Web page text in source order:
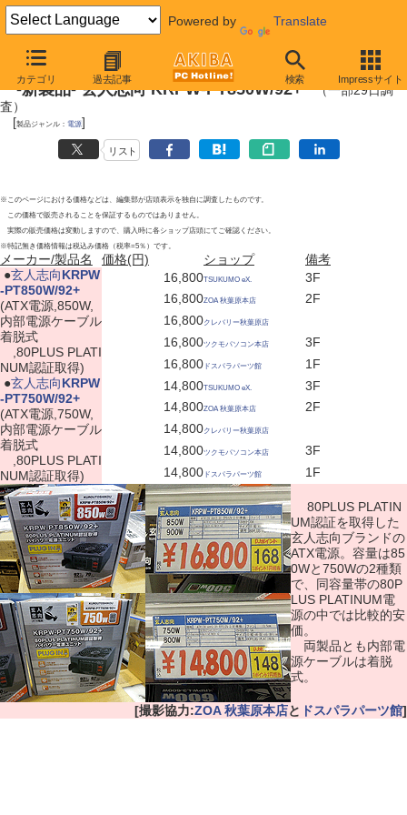
Powered by Translate
カテゴリ 過去記事 検索 Impressサイト
2012年4月28日
-新製品- 玄人志向 KRPW-PT850W/92+（一部29日調
査）
[製品ジャンル： 電源]
リスト
※このページにおける価格などは、編集部が店頭表示を独自に調査したものです。
この価格で販売されることを保証するものではありません。
実際の販売価格は変動しますので、購入時に各ショップ店頭にてご確認ください。
※特記無き価格情報は税込み価格（税率=5％）です。
メーカー/製品名 価格(円) ショップ
備考
●玄人志向KRPW
-PT850W/92+
(ATX電源,850W,
内部電源ケーブル
着脱式
,80PLUS PLATI
NUM認証取得)
16,800TSUKUMO eX.
3F
16,800ZOA 秋葉原本店
2F
16,800クレバリー秋葉原店
16,800ツクモパソコン本店
3F
16,800 ドスパラパーツ館
1F
●玄人志向KRPW
-PT750W/92+
(ATX電源,750W,
内部電源ケーブル
着脱式
,80PLUS PLATI
NUM認証取得)
14,800TSUKUMO eX.
3F
14,800ZOA 秋葉原本店
2F
14,800クレバリー秋葉原店
14,800ツクモパソコン本店
3F
14,800 ドスパラパーツ館 1F
80PLUS PLATIN
UM認証を取得した
玄人志向ブランドの
ATX電源。容量は85
0Wと750Wの2種類
で、同容量帯の80P
LUS PLATINUM電
源の中では比較的安
価。
両製品とも内部電
源ケーブルは着脱
式。
[撮影協力:ZOA 秋葉原本店と ドスパラパーツ館]